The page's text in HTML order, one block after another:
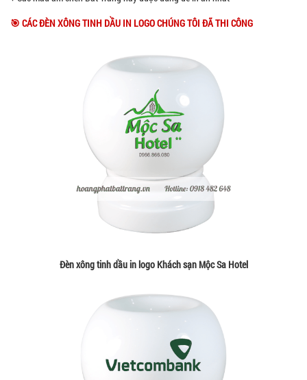
🎯 CÁC ĐÈN XÔNG TINH DẦU IN LOGO CHÚNG TÔI ĐÃ THI CÔNG
Đèn xông tinh dầu in logo Khách sạn Mộc Sa Hotel